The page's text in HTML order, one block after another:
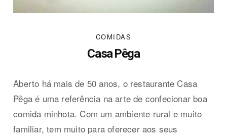
COMIDAS
Casa Pêga
Aberto há mais de 50 anos, o restaurante Casa
Pêga é uma referência na arte de confecionar boa
comida minhota. Com um ambiente rural e muito
familiar, tem muito para oferecer aos seus